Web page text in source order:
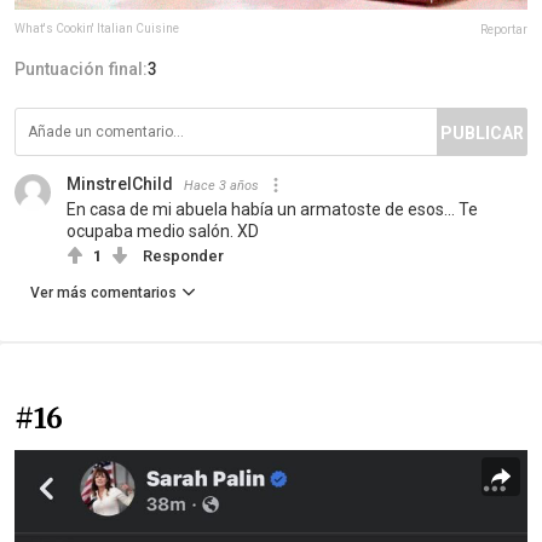
What's Cookin' Italian Cuisine Reportar
Puntuación final:3
PUBLICAR
MinstrelChild Hace 3 años
En casa de mi abuela había un armatoste de esos... Te
ocupaba medio salón. XD
1 Responder
Ver más comentarios
#16